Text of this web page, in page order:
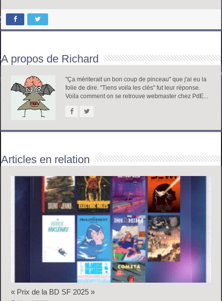
A propos de Richard
"Ça mériterait un bon coup de pinceau" que j'ai eu la
folie de dire. "Tiens voila les clés" fut leur réponse.
Voila comment on se retrouve webmaster chez PdE...
Articles en relation
« Prix de la BD SF 2025 »